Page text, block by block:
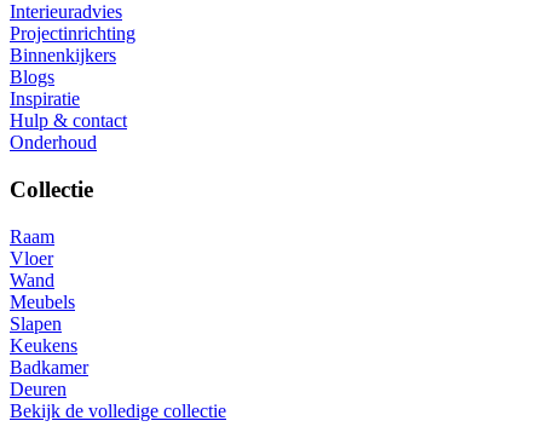
Interieuradvies
Projectinrichting
Binnenkijkers
Blogs
Inspiratie
Hulp & contact
Onderhoud
Collectie
Raam
Vloer
Wand
Meubels
Slapen
Keukens
Badkamer
Deuren
Bekijk de volledige collectie